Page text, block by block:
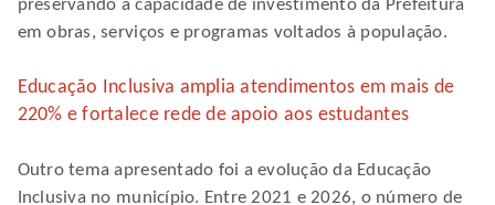
preservando a capacidade de investimento da Prefeitura
em obras, serviços e programas voltados à população.
Educação Inclusiva amplia atendimentos em mais de
220% e fortalece rede de apoio aos estudantes
Outro tema apresentado foi a evolução da Educação
Inclusiva no município. Entre 2021 e 2026, o número de